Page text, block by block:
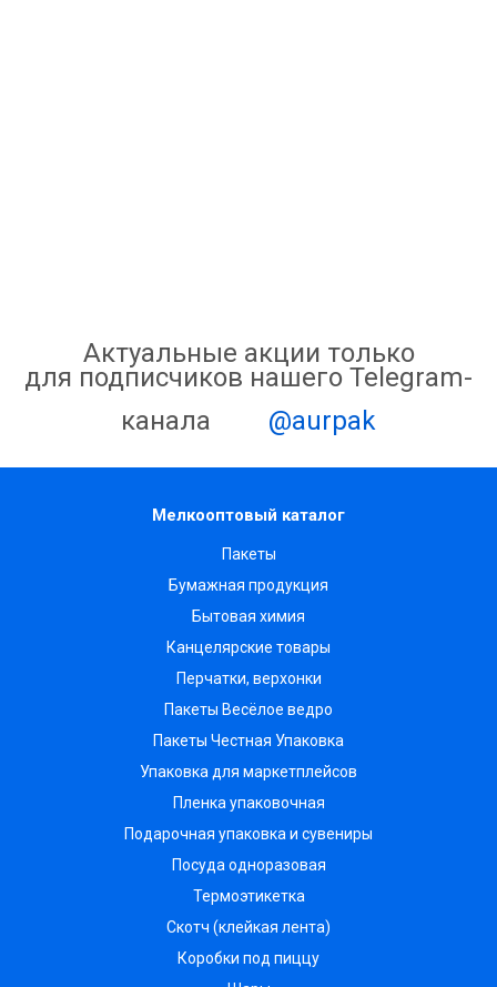
Актуальные акции только
для подписчиков нашего Telegram-
канала
@aurpak
Мелкооптовый каталог
Пакеты
Бумажная продукция
Бытовая химия
Канцелярские товары
Перчатки, верхонки
Пакеты Весёлое ведро
Пакеты Честная Упаковка
Упаковка для маркетплейсов
Пленка упаковочная
Подарочная упаковка и сувениры
Посуда одноразовая
Термоэтикетка
Скотч (клейкая лента)
Коробки под пиццу